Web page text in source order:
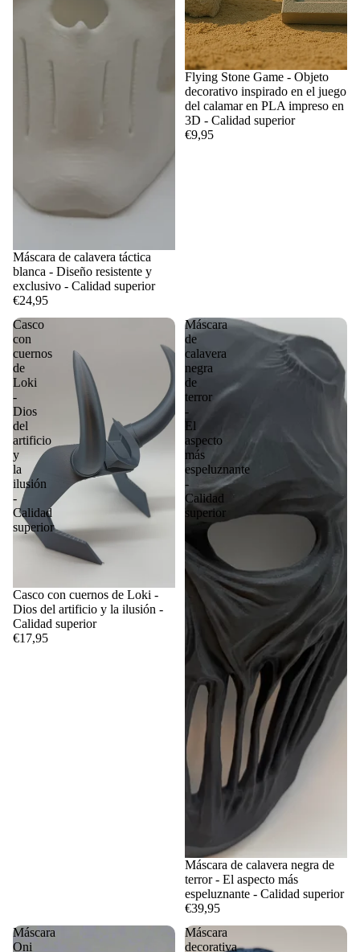
Máscara de calavera táctica
blanca - Diseño resistente y
exclusivo - Calidad superior
€24,95
Flying Stone Game - Objeto
decorativo inspirado en el juego
del calamar en PLA impreso en
3D - Calidad superior
€9,95
Casco
con
cuernos
de
Loki
-
Dios
del
artificio
y
la
ilusión
-
Calidad
superior
Casco con cuernos de Loki -
Dios del artificio y la ilusión -
Calidad superior
€17,95
Máscara
de
calavera
negra
de
terror
-
El
aspecto
más
espeluznante
-
Calidad
superior
Máscara de calavera negra de
terror - El aspecto más
espeluznante - Calidad superior
€39,95
Máscara
Oni
Máscara
decorativa